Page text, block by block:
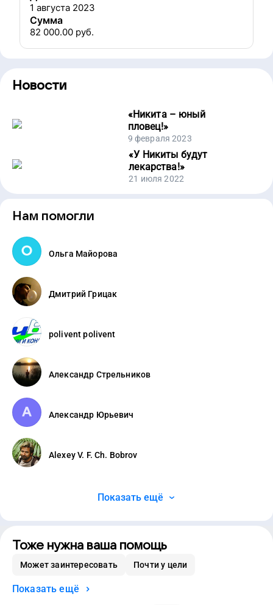
1 августа 2023
Сумма
82 000.00 руб.
Новости
«Никита – юный
пловец!»
9 февраля 2023
«У Никиты будут
лекарства!»
21 июля 2022
Нам помогли
Ольга Майорова
Дмитрий Грицак
polivent polivent
Александр Стрельников
Александр Юрьевич
Alexey V. F. Ch. Bobrov
Показать ещё
Тоже нужна ваша помощь
Может заинтересовать Почти у цели
Показать ещё